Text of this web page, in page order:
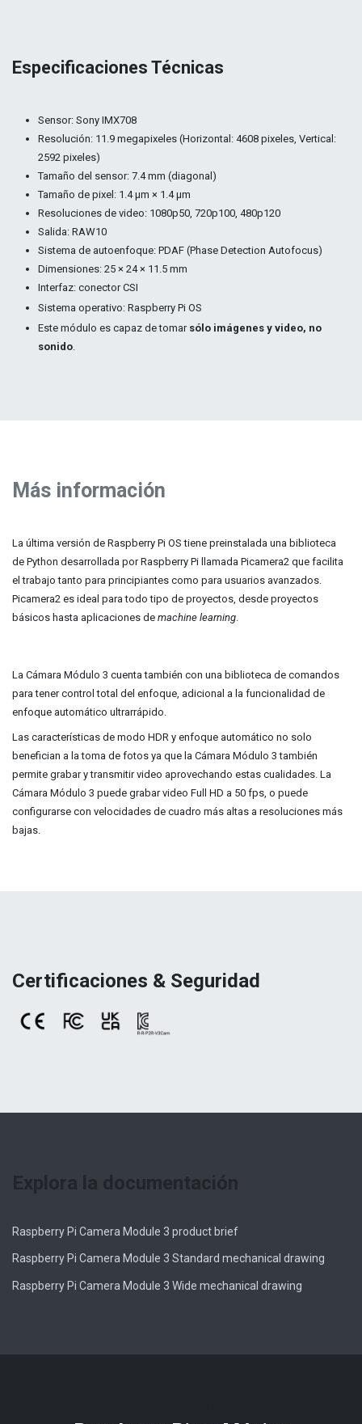
Especificaciones Técnicas
Sensor: Sony IMX708
Resolución: 11.9 megapixeles (Horizontal: 4608 pixeles, Vertical:
2592 pixeles)
Tamaño del sensor: 7.4 mm (diagonal)
Tamaño de pixel: 1.4 μm × 1.4 μm
Resoluciones de video: 1080p50, 720p100, 480p120
Salida: RAW10
Sistema de autoenfoque: PDAF (Phase Detection Autofocus)
Dimensiones: 25 × 24 × 11.5 mm
Interfaz: conector CSI
Sistema operativo: Raspberry Pi OS
Este módulo es capaz de tomar sólo imágenes y video, no
sonido.
Más información
La última versión de Raspberry Pi OS tiene preinstalada una biblioteca
de Python desarrollada por Raspberry Pi llamada Picamera2 que facilita
el trabajo tanto para principiantes como para usuarios avanzados.
Picamera2 es ideal para todo tipo de proyectos, desde proyectos
básicos hasta aplicaciones de machine learning.
La Cámara Módulo 3 cuenta también con una biblioteca de comandos
para tener control total del enfoque, adicional a la funcionalidad de
enfoque automático ultrarrápido.
Las características de modo HDR y enfoque automático no solo
benefician a la toma de fotos ya que la Cámara Módulo 3 también
permite grabar y transmitir video aprovechando estas cualidades. La
Cámara Módulo 3 puede grabar video Full HD a 50 fps, o puede
configurarse con velocidades de cuadro más altas a resoluciones más
bajas.
Certificaciones & Seguridad
Explora la documentación
Raspberry Pi Camera Module 3 product brief
Raspberry Pi Camera Module 3 Standard mechanical drawing
Raspberry Pi Camera Module 3 Wide mechanical drawing